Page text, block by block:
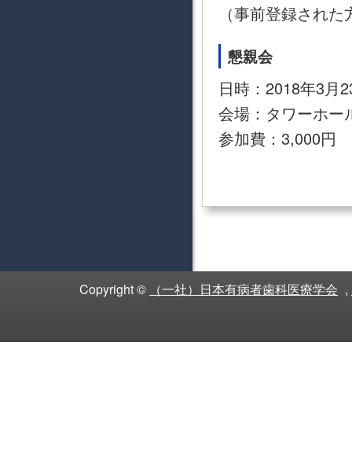
（事前登録され
懇親会
日時：2018年3月
会場：タワーホ
参加費：3,000円
Copyright © （一社）日本有病者歯科医療学会 ,